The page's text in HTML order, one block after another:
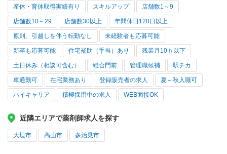
産休・育休取得実績有り スキルアップ 店舗数1～9
店舗数10～29 店舗数30以上 年間休日120日以上
原則、引越しを伴う転勤なし 未経験者も応募可能
新卒も応募可能 住宅補助（手当）あり 残業月10ｈ以下
土日休み（相談可含む） 総合門前 管理職候補 駅チカ
車通勤可 在宅業務あり 登録販売者の求人 夏～秋入職可
ハイキャリア 積極採用中の求人 WEB面接OK
近隣エリアで薬剤師求人を探す
大垣市 高山市 多治見市